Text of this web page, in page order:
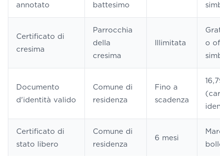
annotato
battesimo
Certificato di
cresima
Parrocchia
della
cresima
Illimitata
o
Documento
d'identità valido
Comune di
residenza
Fino a
scadenza
Certificato di
stato libero
Comune di
residenza
6 mesi